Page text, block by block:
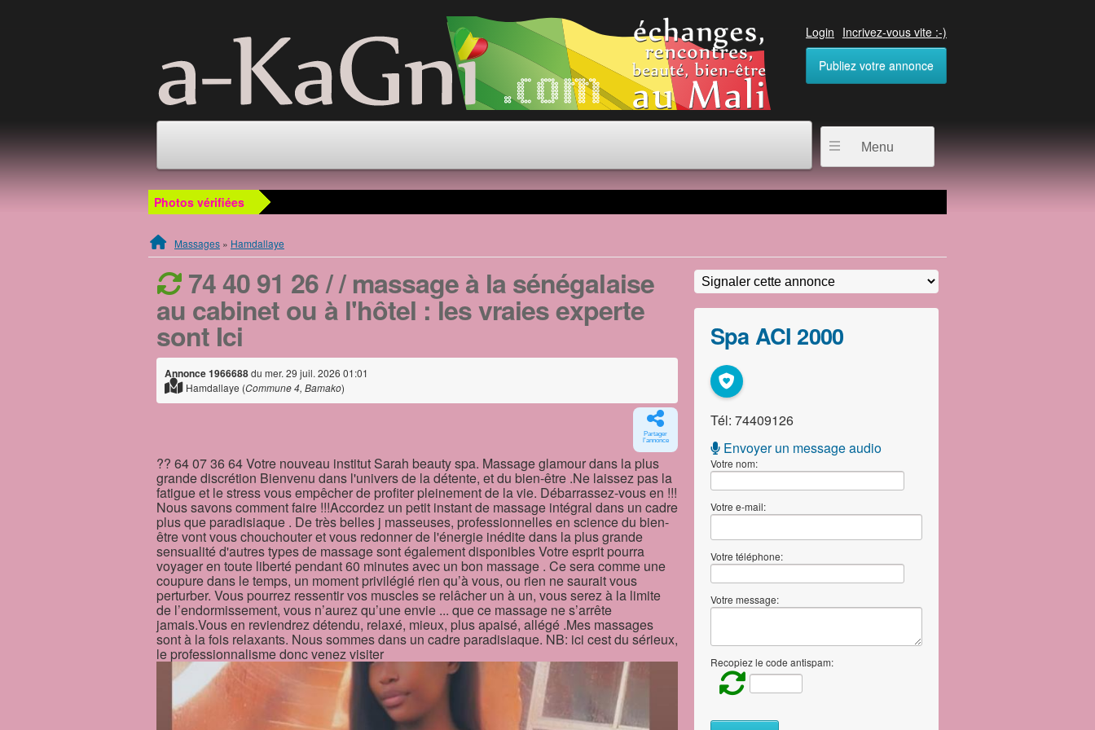
Login Incrivez-vous vite :-)
Publiez votre annonce
Menu
Photos vérifiées
Massages » Hamdallaye
74 40 91 26 / / massage à la sénégalaise
au cabinet ou à l'hôtel : les vraies experte
sont Ici
Annonce 1966688du mer. 29 juil. 2026 01:01
Hamdallaye (Commune 4, Bamako)
Partager
l'annonce
‎?? 64 07 36 64 Votre nouveau institut Sarah beauty spa. Massage glamour dans la plus
grande discrétion Bienvenu dans l'univers de la détente, et du bien-être .Ne laissez pas la
fatigue et le stress vous empêcher de profiter pleinement de la vie. Débarrassez-vous en !!!
Nous savons comment faire !!!Accordez un petit instant de massage intégral dans un cadre
plus que paradisiaque . De très belles j masseuses, professionnelles en science du bien-
être vont vous chouchouter et vous redonner de l'énergie inédite dans la plus grande
sensualité d'autres types de massage sont également disponibles Votre esprit pourra
voyager en toute liberté pendant 60 minutes avec un bon massage . Ce sera comme une
coupure dans le temps, un moment privilégié rien qu’à vous, ou rien ne saurait vous
perturber. Vous pourrez ressentir vos muscles se relâcher un à un, vous serez à la limite
de l’endormissement, vous n’aurez qu’une envie ... que ce massage ne s’arrête
jamais.Vous en reviendrez détendu, relaxé, mieux, plus apaisé, allégé .Mes massages
sont à la fois relaxants. Nous sommes dans un cadre paradisiaque. NB: ici cest du sérieux,
le professionnalisme donc venez visiter ‎
Spa ACI 2000
Tél: 74409126
Envoyer un message audio
Votre nom:
Votre e-mail:
Votre téléphone:
Votre message:
Recopiez le code antispam: